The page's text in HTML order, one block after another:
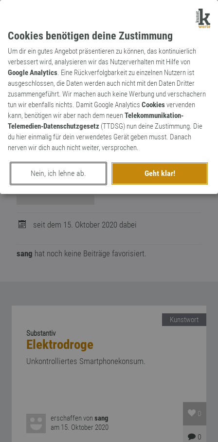
Cookies benötigen deine Zustimmung
Um dir ein gutes Angebot präsentieren zu können, das kontinuierlich
verbessert wird, analysieren wir das Nutzerverhalten mit Hilfe von
Google Analytics. Eine Rückverfolgbarkeit zu einzelnen Nutzern ist
ausgeschlossen, die Daten werden auch nicht mit den Daten Dritter
zusammengeführt. Wir machen auch keine Werbung und verschachern
tun wir ebenfalls nichts. Damit Google Analytics Cookiesvervenden
kann, benötigen wir aber nach dem neuenTelekommunikation-
Telemedien-Datenschutzgesetz (TTDSG) nun deine Zustimmung. Die
du hier einmalig für dein verwendetes Gerät geben musst. Danach
nerven wir dich auch nicht weiter, versprochen.
Nein, ich lehne ab. Geht klar!
Wortkünstler
sang
1
0
seit dem 15. Oktober 2020 dabei
sang hat noch keine Beiträge favorisiert.
Kunstwort
Substantiv
Elektrodroge
Unkontrolliertes Smartphonekonsum.
erschaffen vonsang
am 15. Oktober 2020
0
0